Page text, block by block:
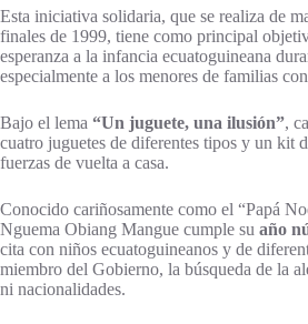
Esta iniciativa solidaria, que se realiza de
finales de 1999, tiene como principal
esperanza a la infancia ecuatoguineana
especialmente a los menores de familias
Bajo el lema “Un juguete, una ilusión”,
cuatro juguetes de diferentes tipos y un kit
fuerzas de vuelta a casa.
Conocido cariñosamente como el “Papá
Nguema Obiang Mangue cumple su año
cita con niños ecuatoguineanos y de
miembro del Gobierno, la búsqueda de la
ni nacionalidades.